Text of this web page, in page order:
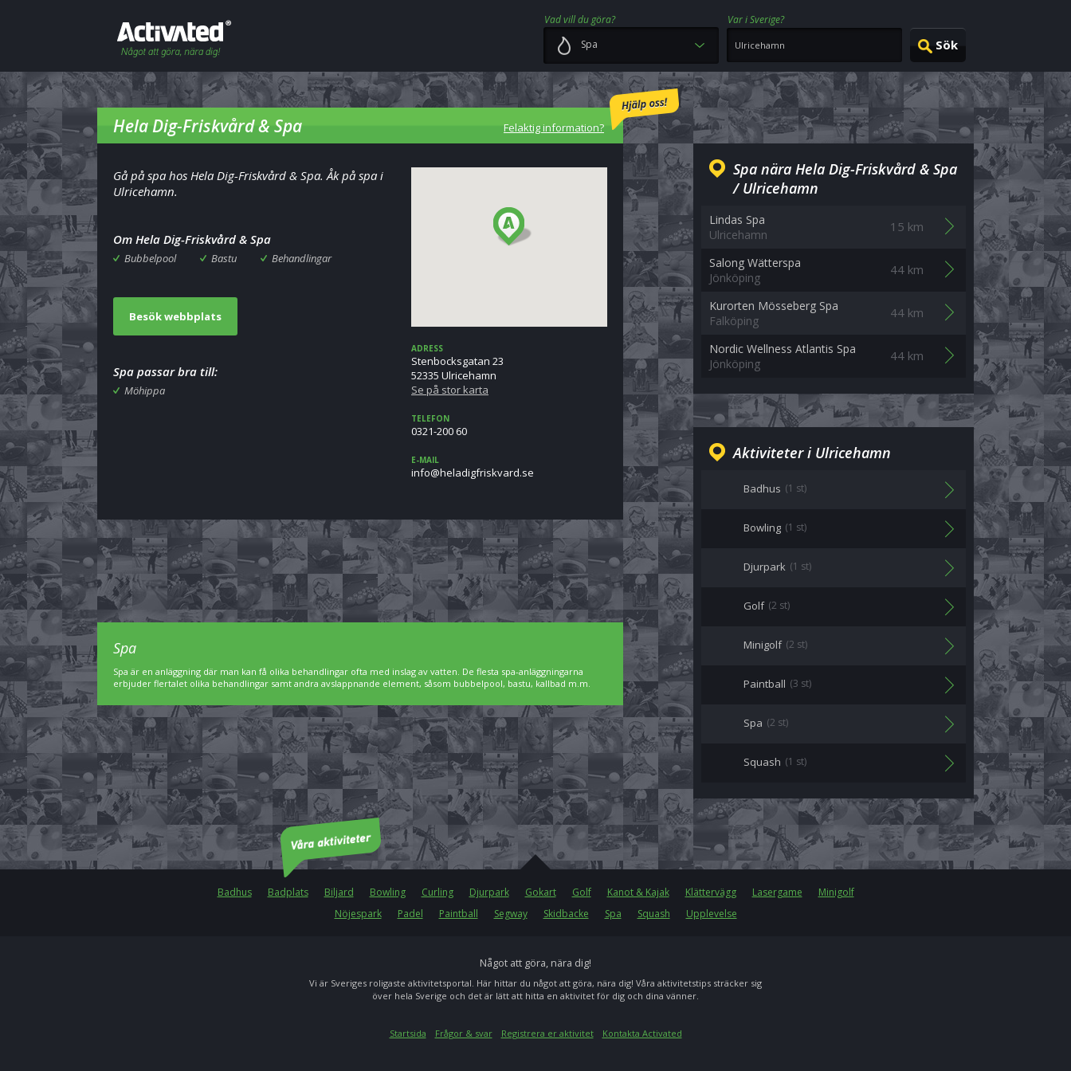
Vad vill du göra?
Var i Sverige?
Spa
Hela Dig-Friskvård & Spa Felaktig information?
Gå på spa hos Hela Dig-Friskvård & Spa. Åk på spa i
Ulricehamn.
Om Hela Dig-Friskvård & Spa
Bubbelpool Bastu Behandlingar
Besök webbplats
Spa passar bra till:
Möhippa
ADRESS
Stenbocksgatan 23
52335 Ulricehamn
Se på stor karta
TELEFON
0321-200 60
E-MAIL
es.dravksirfgidaleh@ofni
Spa nära Hela Dig-Friskvård & Spa
/ Ulricehamn
Lindas Spa
Ulricehamn
15 km
Salong Wätterspa
Jönköping
44 km
Kurorten Mösseberg Spa
Falköping
44 km
Nordic Wellness Atlantis Spa
Jönköping
44 km
Aktiviteter i Ulricehamn
Badhus (1 st)
Bowling (1 st)
Djurpark (1 st)
Golf (2 st)
Minigolf (2 st)
Paintball (3 st)
Spa (2 st)
Squash (1 st)
Spa
Spa är en anläggning där man kan få olika behandlingar ofta med inslag av vatten. De flesta spa-anläggningarna
erbjuder flertalet olika behandlingar samt andra avslappnande element, såsom bubbelpool, bastu, kallbad m.m.
Badhus Badplats Biljard Bowling Curling Djurpark Gokart Golf Kanot & Kajak Klättervägg Lasergame
Minigolf
Nöjespark
Padel Paintball Segway Skidbacke Spa Squash Upplevelse
Något att göra, nära dig!
Vi är Sveriges roligaste aktivitetsportal. Här hittar du något att göra, nära dig! Våra aktivitetstips sträcker sig
över hela Sverige och det är lätt att hitta en aktivitet för dig och dina vänner.
Startsida Frågor & svar Registrera er aktivitet Kontakta Activated